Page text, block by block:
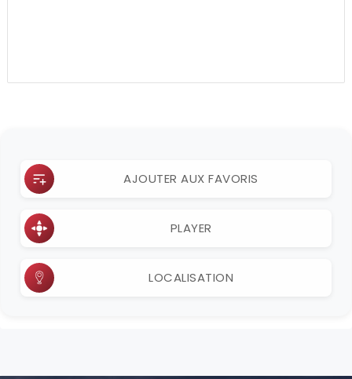
AJOUTER AUX FAVORIS
PLAYER
LOCALISATION